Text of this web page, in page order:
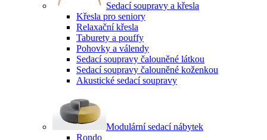
Sedací soupravy a křesla
Křesla pro seniory
Relaxační křesla
Taburety a pouffy
Pohovky a válendy
Sedací soupravy čalouněné látkou
Sedací soupravy čalouněné koženkou
Akustické sedací soupravy
Modulární sedací nábytek
Rondo